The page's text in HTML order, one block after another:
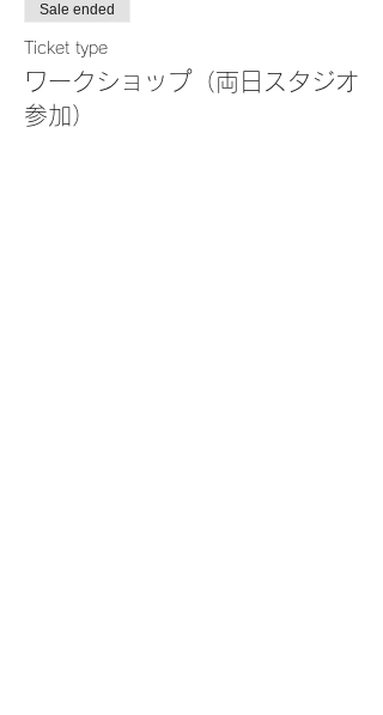
Sale ended
Ticket type
ワークショップ（両日スタジオ
参加）